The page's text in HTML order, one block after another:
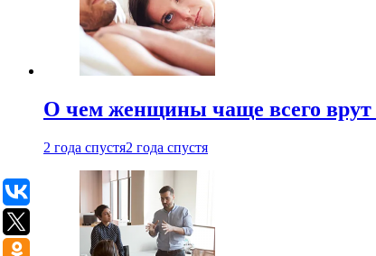
О чем женщины чаще всего врут
2 года спустя2 года спустя